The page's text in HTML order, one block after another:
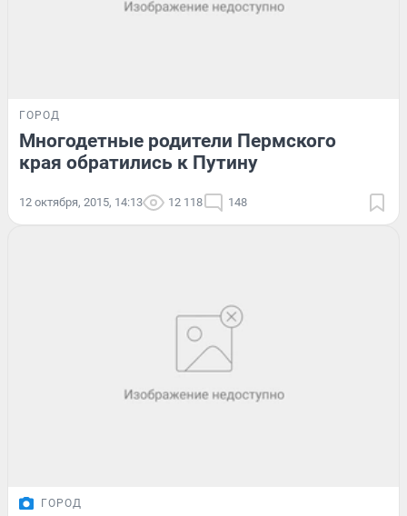
ГОРОД
Многодетные родители Пермского
края обратились к Путину
12 октября, 2015, 14:13 12 118 148
ГОРОД